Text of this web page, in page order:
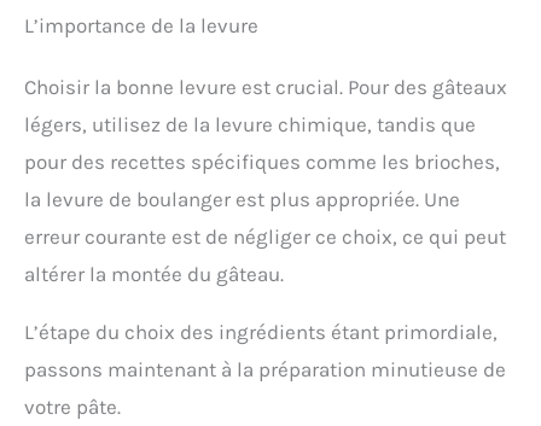
L’importance de la levure
Choisir la bonne levure est crucial. Pour des gâteaux
légers, utilisez de la levure chimique, tandis que
pour des recettes spécifiques comme les brioches,
la levure de boulanger est plus appropriée. Une
erreur courante est de négliger ce choix, ce qui peut
altérer la montée du gâteau.
L’étape du choix des ingrédients étant primordiale,
passons maintenant à la préparation minutieuse de
votre pâte.